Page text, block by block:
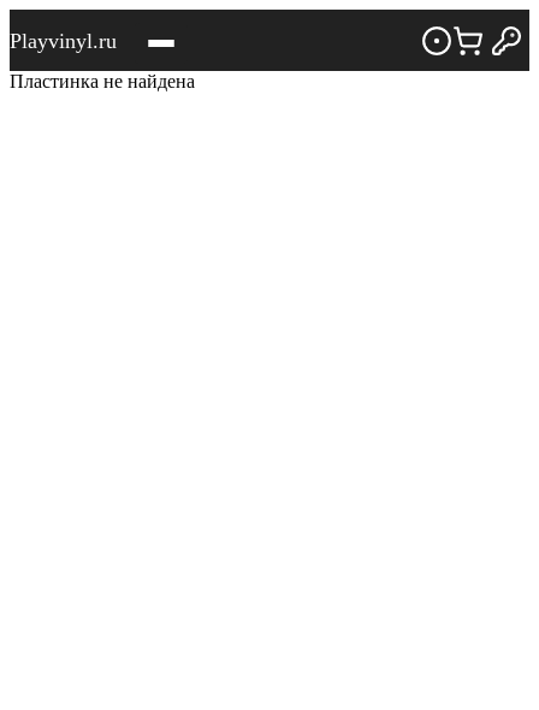
Playvinyl.ru
Пластинка не найдена